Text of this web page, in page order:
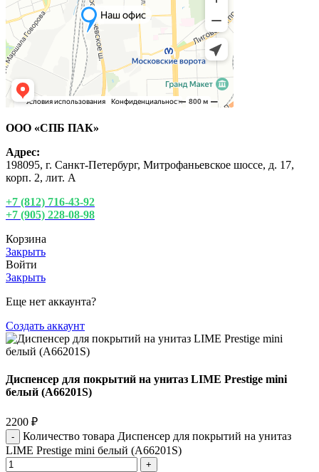
ООО «СПБ ПАК»
Адрес:
198095, г. Санкт-Петербург, Митрофаньевское шоссе, д. 17,
корп. 2, лит. А
+7 (812) 716-43-92
+7 (905) 228-08-98
Корзина
Закрыть
Войти
Закрыть
Еще нет аккаунта?
Создать аккаунт
Диспенсер для покрытий на унитаз LIME Prestige mini
белый (А66201S)
2200 ₽
Количество товара Диспенсер для покрытий на унитаз
LIME Prestige mini белый (А66201S)